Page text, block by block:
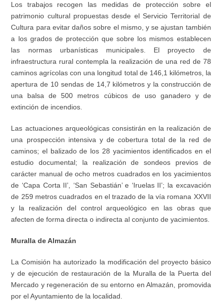
Los trabajos recogen las medidas de protección sobre el
patrimonio cultural propuestas desde el Servicio Territorial de
Cultura para evitar daños sobre el mismo, y se ajustan también
a los grados de protección que sobre los mismos establecen
las normas urbanísticas municipales. El proyecto de
infraestructura rural contempla la realización de una red de 78
caminos agrícolas con una longitud total de 146,1 kilómetros, la
apertura de 10 sendas de 14,7 kilómetros y la construcción de
una balsa de 500 metros cúbicos de uso ganadero y de
extinción de incendios.
Las actuaciones arqueológicas consistirán en la realización de
una prospección intensiva y de cobertura total de la red de
caminos; el balizado de los 28 yacimientos identificados en el
estudio documental; la realización de sondeos previos de
carácter manual de ocho metros cuadrados en los yacimientos
de ‘Capa Corta II’, ‘San Sebastián’ e ‘Iruelas II’; la excavación
de 259 metros cuadrados en el trazado de la vía romana XXVII
y la realización del control arqueológico en las obras que
afecten de forma directa o indirecta al conjunto de yacimientos.
Muralla de Almazán
La Comisión ha autorizado la modificación del proyecto básico
y de ejecución de restauración de la Muralla de la Puerta del
Mercado y regeneración de su entorno en Almazán, promovida
por el Ayuntamiento de la localidad.